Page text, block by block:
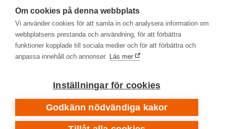
Dataskydd och registerbeskrivningar
Länkbiblioteket
Om cookies på denna webbplats
Vi använder cookies för att samla in och analysera information om
webbplatsens prestanda och användning, för att förbättra
funktioner kopplade till sociala medier och för att förbättra och
anpassa innehåll och annonser. Läs mer
Inställningar för cookies
Godkänn nödvändiga kakor